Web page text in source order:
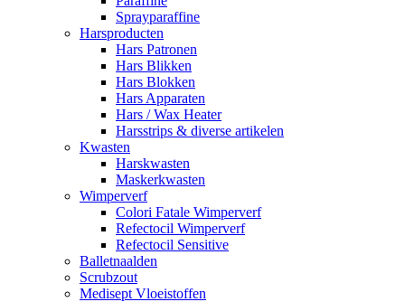
Sprayparaffine
Harsproducten
Hars Patronen
Hars Blikken
Hars Blokken
Hars Apparaten
Hars / Wax Heater
Harsstrips & diverse artikelen
Kwasten
Harskwasten
Maskerkwasten
Wimperverf
Colori Fatale Wimperverf
Refectocil Wimperverf
Refectocil Sensitive
Balletnaalden
Scrubzout
Medisept Vloeistoffen